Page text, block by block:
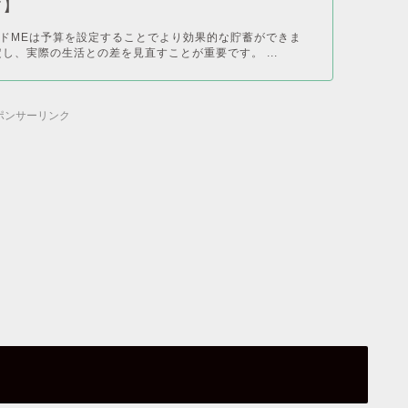
MEは予算を設定することでより効果的な貯蓄ができま
、実際の生活との差を見直すことが重要です。 ...
ンサーリンク